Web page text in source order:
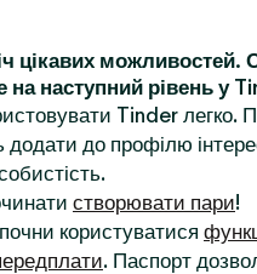
цікавих можливостей.
на наступний рівень у
Tinder легко.
додати до профілю
створювати пари!
користуватися
. Паспорт